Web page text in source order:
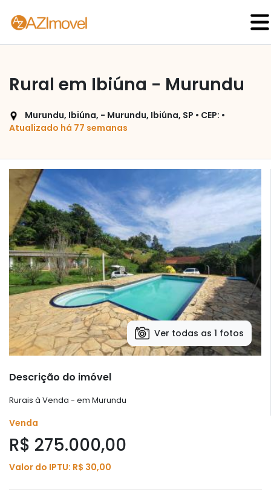
Rural em Ibiúna - Murundu
Murundu, Ibiúna, - Murundu, Ibiúna, SP • CEP: •
Atualizado há 77 semanas
Ver todas as 1 fotos
Descrição do imóvel
Rurais à Venda - em Murundu
Venda
R$ 275.000,00
Valor do IPTU: R$ 30,00